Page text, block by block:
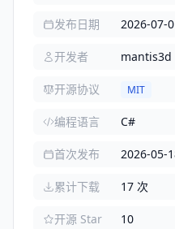
发布日期 2026-07-
开发者 mantis3d
开源协议 MIT
编程语言 C#
首次发布 2026-05-
累计下载 17 次
开源 Star 10